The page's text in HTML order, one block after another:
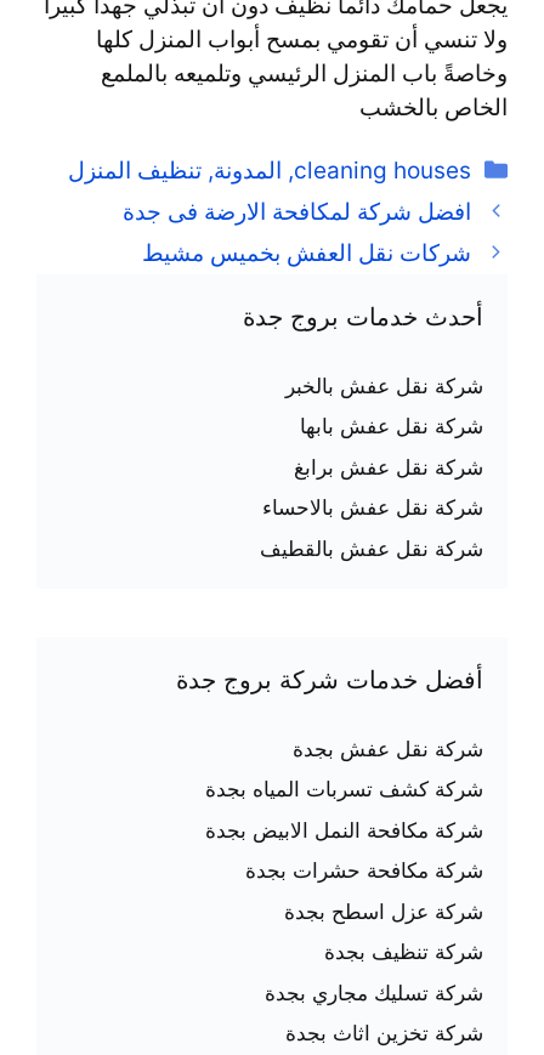
ولا تنسي أن تقومي بمسح أبواب المنزل كلها
وخاصةً باب المنزل الرئيسي وتلميعه بالملمع
الخاص بالخشب
التصنيفات
cleaning houses
, المدونة,تنظيف المنزل
افضل شركة لمكافحة الارضة فى جدة
شركات نقل العفش بخميس مشيط
أحدث خدمات بروج جدة
شركة نقل عفش بالخبر
شركة نقل عفش بابها
شركة نقل عفش برابغ
شركة نقل عفش بالاحساء
شركة نقل عفش بالقطيف
أفضل خدمات شركة بروج جدة
شركة نقل عفش بجدة
شركة كشف تسربات المياه بجدة
شركة مكافحة النمل الابيض بجدة
شركة مكافحة حشرات بجدة
شركة عزل اسطح بجدة
شركة تنظيف بجدة
شركة تسليك مجاري بجدة
شركة تخزين اثاث بجدة